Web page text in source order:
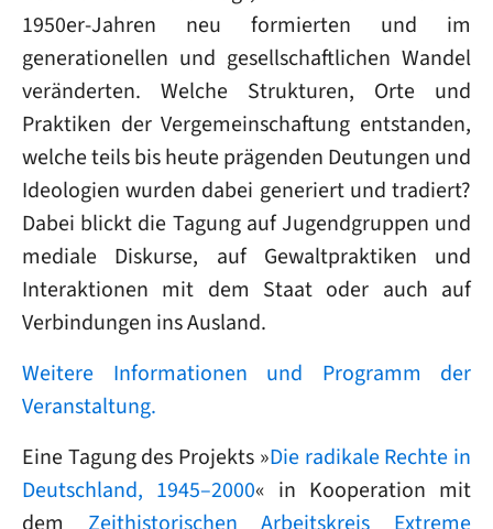
1950er-Jahren neu formierten und im
generationellen und gesellschaftlichen Wandel
veränderten. Welche Strukturen, Orte und
Praktiken der Vergemeinschaftung entstanden,
welche teils bis heute prägenden Deutungen und
Ideologien wurden dabei generiert und tradiert?
Dabei blickt die Tagung auf Jugendgruppen und
mediale Diskurse, auf Gewaltpraktiken und
Interaktionen mit dem Staat oder auch auf
Verbindungen ins Ausland.
Weitere Informationen und Programm der
Veranstaltung.
Eine Tagung des Projekts »Die radikale Rechte in
Deutschland, 1945–2000« in Kooperation mit